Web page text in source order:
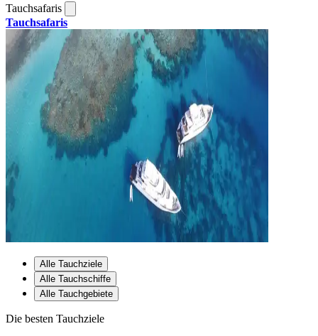
Tauchsafaris
Tauchsafaris
Alle Tauchziele
Alle Tauchschiffe
Alle Tauchgebiete
Die besten Tauchziele